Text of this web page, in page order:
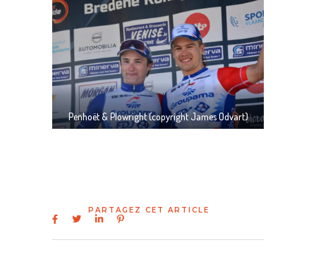
Penhoët & Plowright (copyright James Odvart)